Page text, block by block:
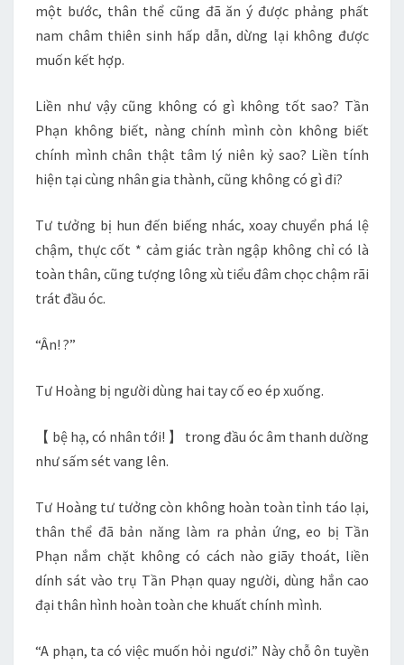
một bước, thân thể cũng đã ăn ý được phảng phất
nam châm thiên sinh hấp dẫn, dừng lại không được
muốn kết hợp.
Liền như vậy cũng không có gì không tốt sao? Tần
Phạn không biết, nàng chính mình còn không biết
chính mình chân thật tâm lý niên kỷ sao? Liền tính
hiện tại cùng nhân gia thành, cũng không có gì đi?
Tư tưởng bị hun đến biếng nhác, xoay chuyển phá lệ
chậm, thực cốt * cảm giác tràn ngập không chỉ có là
toàn thân, cũng tượng lông xù tiểu đâm chọc chậm rãi
trát đầu óc.
“Ân! ?”
Tư Hoàng bị người dùng hai tay cố eo ép xuống.
【 bệ hạ, có nhân tới! 】 trong đầu óc âm thanh dường
như sấm sét vang lên.
Tư Hoàng tư tưởng còn không hoàn toàn tỉnh táo lại,
thân thể đã bản năng làm ra phản ứng, eo bị Tần
Phạn nắm chặt không có cách nào giãy thoát, liền
dính sát vào trụ Tần Phạn quay người, dùng hắn cao
đại thân hình hoàn toàn che khuất chính mình.
“A phạn, ta có việc muốn hỏi ngươi.” Này chỗ ôn tuyền